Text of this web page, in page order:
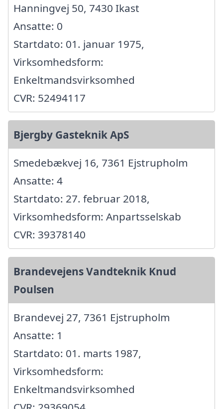
Hanningvej 50, 7430 Ikast
Ansatte: 0
Startdato: 01. januar 1975,
Virksomhedsform:
Enkeltmandsvirksomhed
CVR: 52494117
Bjergby Gasteknik ApS
Smedebækvej 16, 7361 Ejstrupholm
Ansatte: 4
Startdato: 27. februar 2018,
Virksomhedsform: Anpartsselskab
CVR: 39378140
Brandevejens Vandteknik Knud
Poulsen
Brandevej 27, 7361 Ejstrupholm
Ansatte: 1
Startdato: 01. marts 1987,
Virksomhedsform:
Enkeltmandsvirksomhed